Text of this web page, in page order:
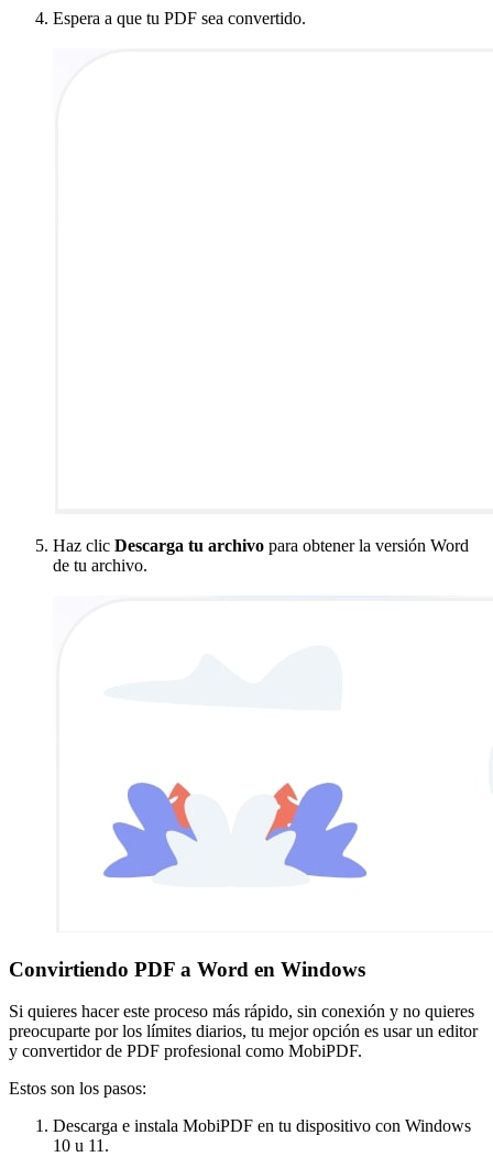
Espera a que tu PDF sea convertido.
Haz clic Descarga tu archivo para obtener la versión Word
de tu archivo.
Convirtiendo PDF a Word en Windows
Si quieres hacer este proceso más rápido, sin conexión y no quieres
preocuparte por los límites diarios, tu mejor opción es usar un editor
y convertidor de PDF profesional como MobiPDF.
Estos son los pasos:
Descarga e instala MobiPDF en tu dispositivo con Windows
10 u 11.